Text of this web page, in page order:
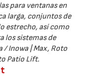
para ventanas en
larga, conjuntos de
estrecho, así como
los sistemas de
/ Inowa | Max, Roto
Patio Lift.